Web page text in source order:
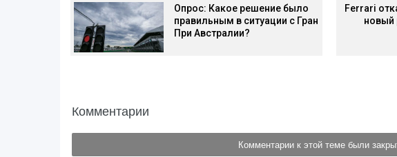
Опрос: Какое решение было
правильным в ситуации с Гран
При Австралии?
Ferrari
новый
Комментарии
Комментарии к этой теме были